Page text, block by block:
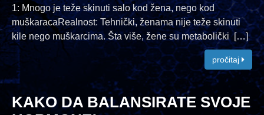
1: Mnogo je teže skinuti salo kod žena, nego kod
muškaracaRealnost: Tehnički, ženama nije teže skinuti
kile nego muškarcima. Šta više, žene su metabolički […]
pročitaj
KAKO DA BALANSIRATE SVOJE